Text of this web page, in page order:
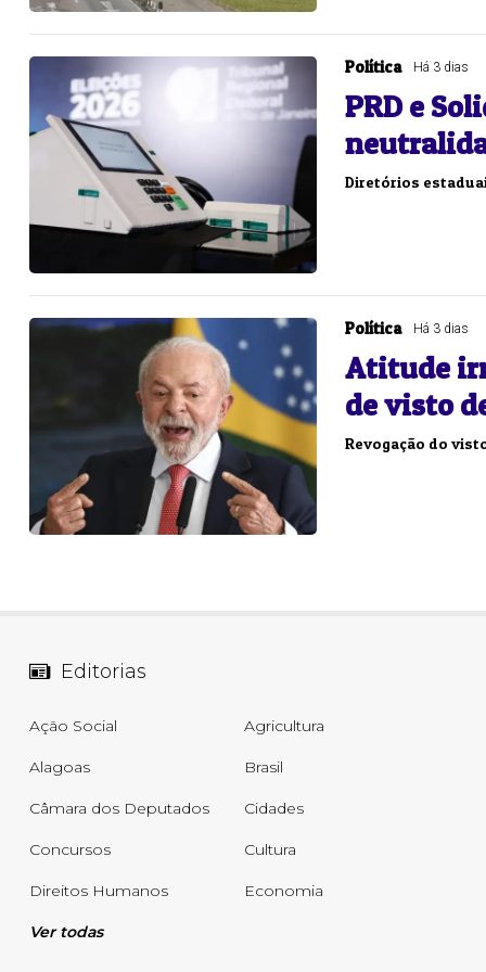
Política Há 3 dias
PRD e
Diretórios
Política Há 3 dias
Atitude
de visto
Revogação do
Editorias
Ação Social Agricultura
Alagoas Brasil
Câmara dos Deputados Cidades
Concursos Cultura
Direitos Humanos Economia
Ver todas